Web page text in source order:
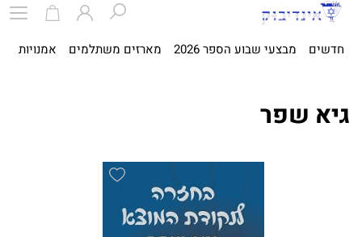
חדשים מבצעי שבוע הספר 2026 מארזים משתלמים אמנויות
גיא שפר